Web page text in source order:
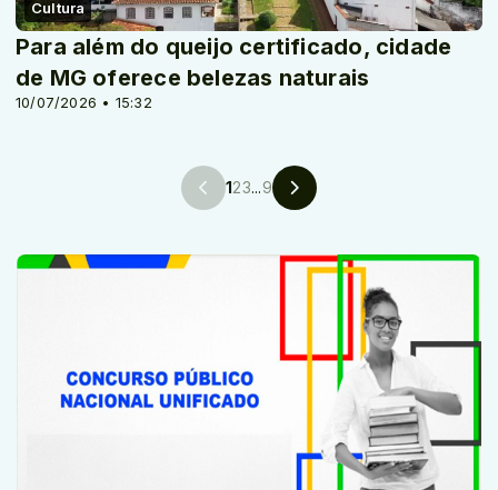
Cultura
10/07/2026 • 15:32
Para além do queijo certificado, cidade
de MG oferece belezas naturais
123...9